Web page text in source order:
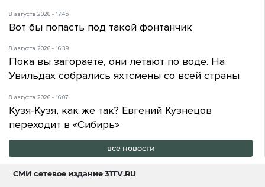
8 августа 2026 - 17:45
Вот бы попасть под такой фонтанчик
8 августа 2026 - 16:39
Пока вы загораете, они летают по воде. На
Увильдах собрались яхтсмены со всей страны
8 августа 2026 - 16:07
Кузя-Кузя, как же так? Евгений Кузнецов
переходит в «Сибирь»
все новости
СМИ сетевое издание31TV.RU